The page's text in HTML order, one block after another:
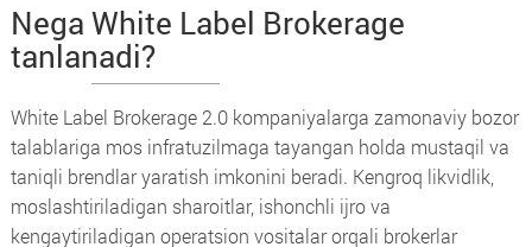
Nega White Label Brokerage
tanlanadi?
White Label Brokerage 2.0 kompaniyalarga zamonaviy bozor
talablariga mos infratuzilmaga tayangan holda mustaqil va
taniqli brendlar yaratish imkonini beradi. Kengroq likvidlik,
moslashtiriladigan sharoitlar, ishonchli ijro va
kengaytiriladigan operatsion vositalar orqali brokerlar